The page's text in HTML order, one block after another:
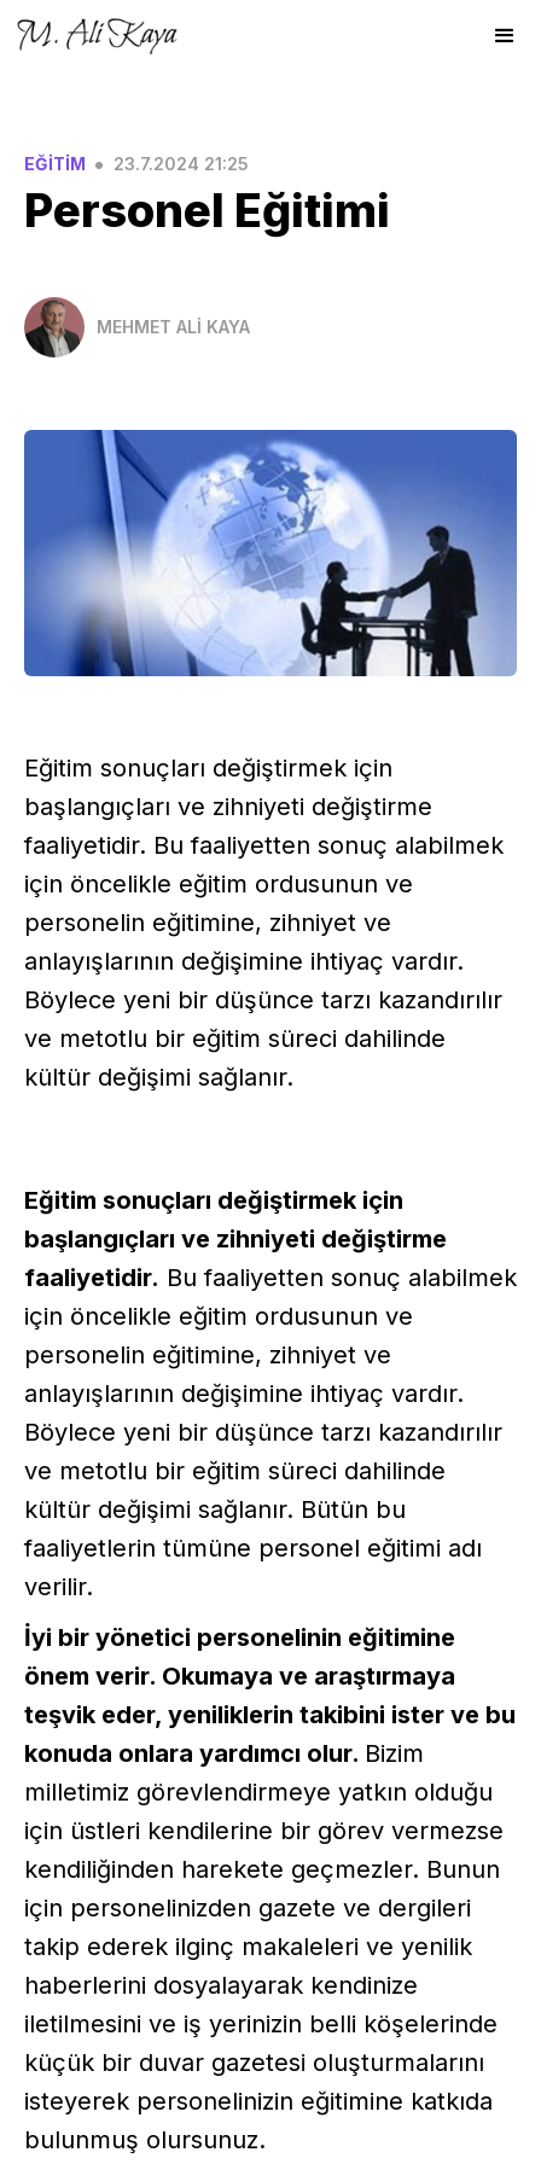
EĞİTİM • 23.7.2024 21:25
Personel Eğitimi
MEHMET ALİ KAYA
Eğitim sonuçları değiştirmek için
başlangıçları ve zihniyeti değiştirme
faaliyetidir. Bu faaliyetten sonuç alabilmek
için öncelikle eğitim ordusunun ve
personelin eğitimine, zihniyet ve
anlayışlarının değişimine ihtiyaç vardır.
Böylece yeni bir düşünce tarzı kazandırılır
ve metotlu bir eğitim süreci dahilinde
kültür değişimi sağlanır.
Eğitim sonuçları değiştirmek için
başlangıçları ve zihniyeti değiştirme
faaliyetidir. Bu faaliyetten sonuç alabilmek
için öncelikle eğitim ordusunun ve
personelin eğitimine, zihniyet ve
anlayışlarının değişimine ihtiyaç vardır.
Böylece yeni bir düşünce tarzı kazandırılır
ve metotlu bir eğitim süreci dahilinde
kültür değişimi sağlanır. Bütün bu
faaliyetlerin tümüne personel eğitimi adı
verilir.
İyi bir yönetici personelinin eğitimine
önem verir. Okumaya ve araştırmaya
teşvik eder, yeniliklerin takibini ister ve bu
konuda onlara yardımcı olur. Bizim
milletimiz görevlendirmeye yatkın olduğu
için üstleri kendilerine bir görev vermezse
kendiliğinden harekete geçmezler. Bunun
için personelinizden gazete ve dergileri
takip ederek ilginç makaleleri ve yenilik
haberlerini dosyalayarak kendinize
iletilmesini ve iş yerinizin belli köşelerinde
küçük bir duvar gazetesi oluşturmalarını
isteyerek personelinizin eğitimine katkıda
bulunmuş olursunuz.